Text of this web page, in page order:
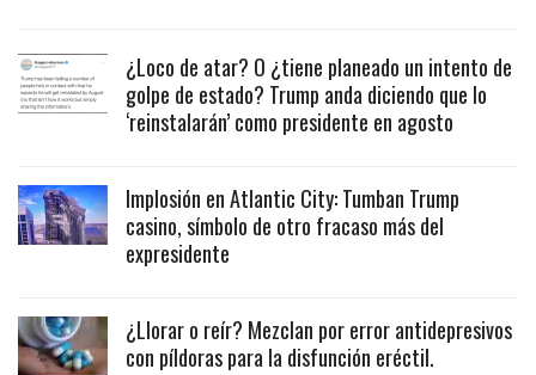
¿Loco de atar? O ¿tiene planeado un intento de
golpe de estado? Trump anda diciendo que lo
‘reinstalarán’ como presidente en agosto
Implosión en Atlantic City: Tumban Trump
casino, símbolo de otro fracaso más del
expresidente
¿Llorar o reír? Mezclan por error antidepresivos
con píldoras para la disfunción eréctil.